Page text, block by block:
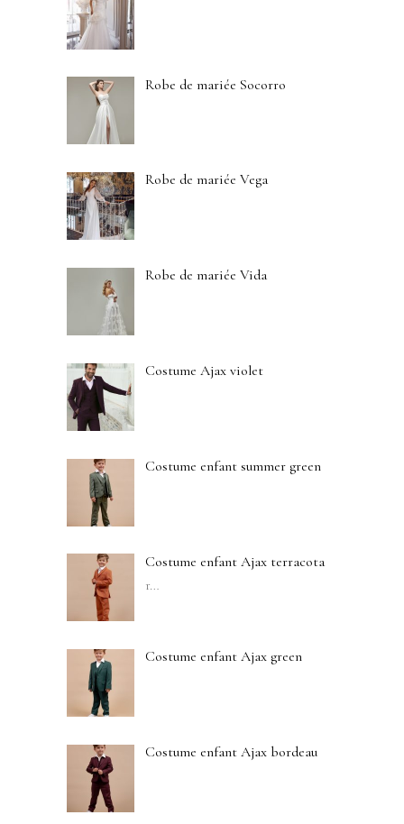
Robe de mariée Socorro
Robe de mariée Vega
Robe de mariée Vida
Costume Ajax violet
Costume enfant summer green
Costume enfant Ajax terracota
r…
Costume enfant Ajax green
Costume enfant Ajax bordeau